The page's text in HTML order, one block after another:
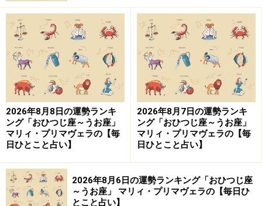
「さそり座」の今日の運勢
断定口調は人間関係にマイナス。やんわりした言い方
を。
＞【12星座別】あなたの人生を好転させる“最良の人”と
の出会い方
9位：おとめ座／乙女座（8月23日～9月22
日生まれ）
2026年8月8日の運勢ランキ
ング「おひつじ座～うお座」
マリィ・プリマヴェラの【毎
日ひとこと占い】
2026年8月7日の運勢ランキ
ング「おひつじ座～うお座」
マリィ・プリマヴェラの【毎
日ひとこと占い】
2026年8月6日の運勢ランキング「おひつじ座
～うお座」 マリィ・プリマヴェラの【毎日ひ
とこと占い】